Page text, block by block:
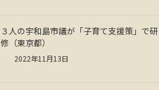
３人の宇和島市議が「子育て支援策」で研
修（東京都）
2022年11月13日